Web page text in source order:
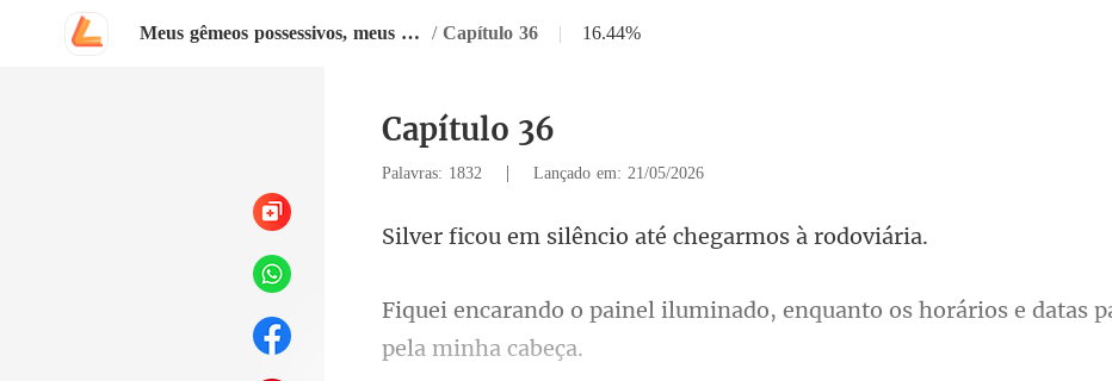
Meus gêmeos possessivos, meus companheiros / Capítulo 36 | 16.44%
Capítulo 36
Palavras: 1832 | Lançado em: 21/05/2026
ilêncio até chega
nado, enquanto os horários e da